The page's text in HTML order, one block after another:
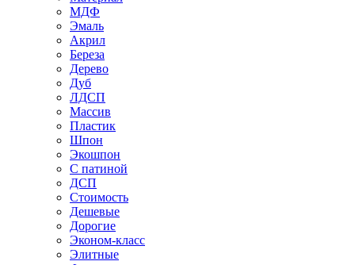
МДФ
Эмаль
Акрил
Береза
Дерево
Дуб
ЛДСП
Массив
Пластик
Шпон
Экошпон
С патиной
ДСП
Стоимость
Дешевые
Дорогие
Эконом-класс
Элитные